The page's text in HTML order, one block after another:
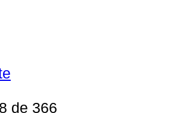
de 366